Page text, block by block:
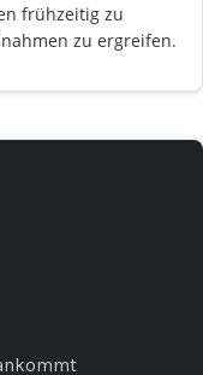
frühzeitig zu
zu ergreifen.